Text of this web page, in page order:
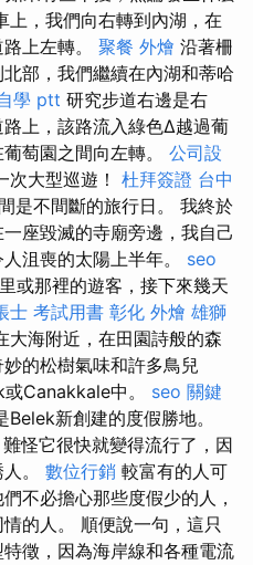
上，我們向右轉到內湖，在
上左轉。 聚餐 外燴 沿著柵
部，我們繼續在內湖和蒂哈
學 ptt 研究步道右邊是右
上，該路流入綠色∆越過葡
萄園之間向左轉。 公司設
次大型巡遊！ 杜拜簽證 台中
是不間斷的旅行日。 我終於
座毀滅的寺廟旁邊，我自己
沮喪的太陽上半年。 seo
或那裡的遊客，接下來幾天
士 考試用書 彰化 外燴 雄獅
大海附近，在田園詩般的森
的松樹氣味和許多鳥兒
Canakkale中。 seo 關鍵
新創建的度假勝地。
難怪它很快就變得流行了，因
。 數位行銷 較富有的人可
不必擔心那些度假少的人，
的人。 順便說一句，這只
徵，因為海岸線和各種電流